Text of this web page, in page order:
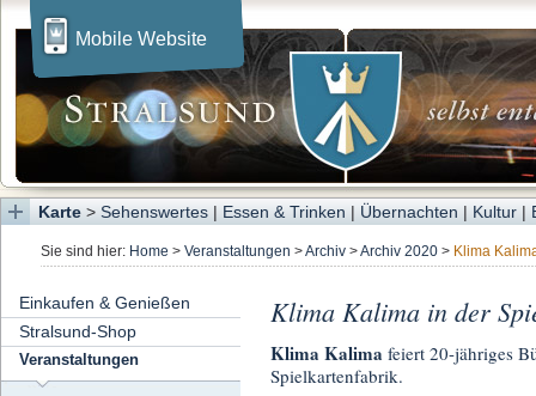
Mobile Website
Karte > Sehenswertes | Essen & Trinken | Übernachten | Kultur |
Sie sind hier: Home > Veranstaltungen >Archiv >Archiv 2020 > Klima
Einkaufen & Genießen
Stralsund-Shop
Veranstaltungen
Klima Kalima in der
Klima Kalima feiert 20-jähriges
Spielkartenfabrik.